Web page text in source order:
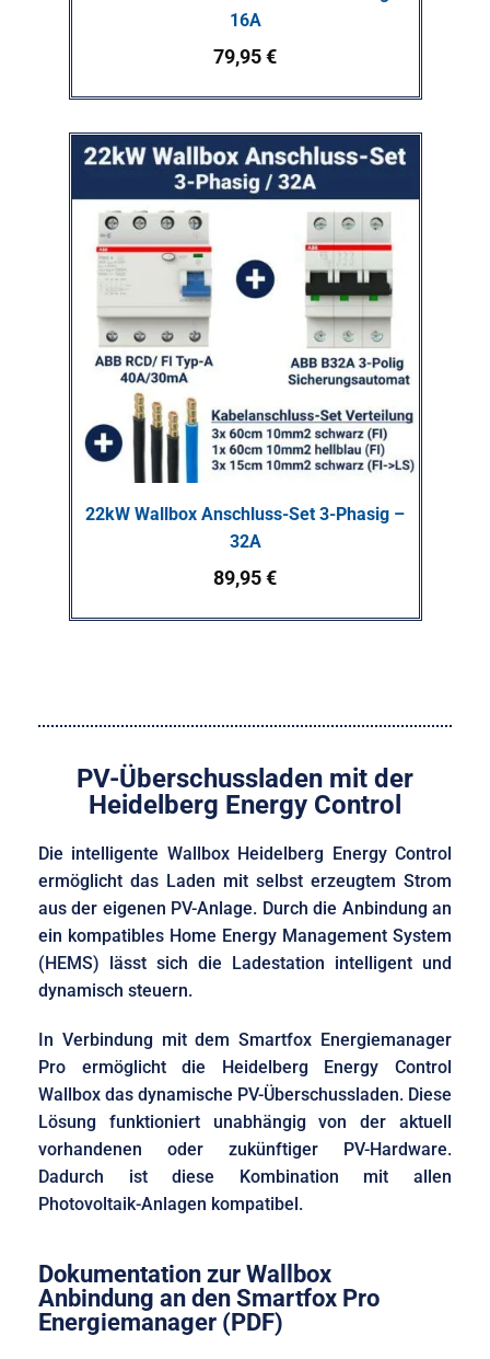
16A
79,95€
22kW Wallbox Anschluss-Set 3-Phasig –
32A
89,95€
PV-Überschussladen mit der
Heidelberg Energy Control
Die intelligente Wallbox Heidelberg Energy Control
ermöglicht das Laden mit selbst erzeugtem Strom
aus der eigenen PV-Anlage. Durch die Anbindung an
ein kompatibles Home Energy Management System
(HEMS) lässt sich die Ladestation intelligent und
dynamisch steuern.
In Verbindung mit dem Smartfox Energiemanager
Pro ermöglicht die Heidelberg Energy Control
Wallbox das dynamische PV-Überschussladen. Diese
Lösung funktioniert unabhängig von der aktuell
vorhandenen oder zukünftiger PV-Hardware.
Dadurch ist diese Kombination mit allen
Photovoltaik-Anlagen kompatibel.
Dokumentation zur Wallbox
Anbindung an den Smartfox Pro
Energiemanager (PDF)